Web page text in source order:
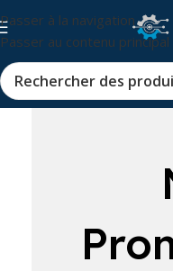
Passer à la navigation
Passer au contenu principal